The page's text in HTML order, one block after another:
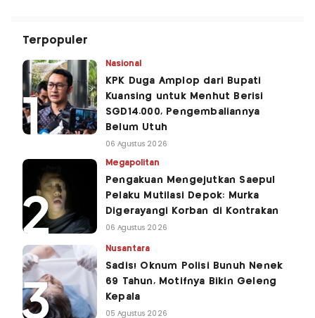
Terpopuler
Nasional
KPK Duga Amplop dari Bupati
Kuansing untuk Menhut Berisi
SGD14.000, Pengembaliannya
Belum Utuh
06 Agustus 2026
Megapolitan
Pengakuan Mengejutkan Saepul
Pelaku Mutilasi Depok: Murka
Digerayangi Korban di Kontrakan
06 Agustus 2026
Nusantara
Sadis! Oknum Polisi Bunuh Nenek
69 Tahun, Motifnya Bikin Geleng
Kepala
05 Agustus 2026